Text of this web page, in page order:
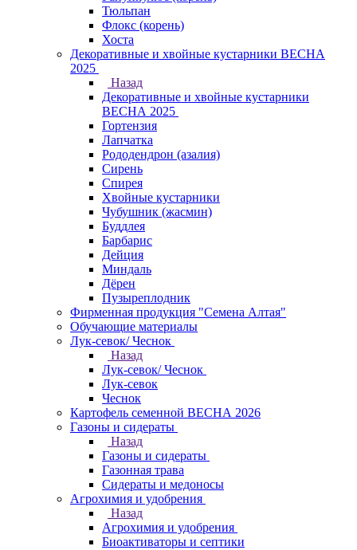
Тюльпан
Флокс (корень)
Хоста
Декоративные и хвойные кустарники ВЕСНА
2025
Назад
Декоративные и хвойные кустарники
ВЕСНА 2025
Гортензия
Лапчатка
Рододендрон (азалия)
Сирень
Спирея
Хвойные кустарники
Чубушник (жасмин)
Буддлея
Барбарис
Дейция
Миндаль
Дёрен
Пузыреплодник
Фирменная продукция "Семена Алтая"
Обучающие материалы
Лук-севок/ Чеснок
Назад
Лук-севок/ Чеснок
Лук-севок
Чеснок
Картофель семенной ВЕСНА 2026
Газоны и сидераты
Назад
Газоны и сидераты
Газонная трава
Сидераты и медоносы
Агрохимия и удобрения
Назад
Агрохимия и удобрения
Биоактиваторы и септики